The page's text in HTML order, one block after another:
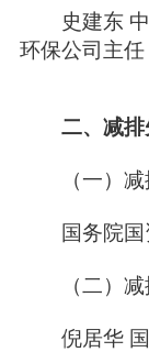
史建东 中
环保公司主任
二、减排
（一）减
国务院国
（二）减
倪居华 国